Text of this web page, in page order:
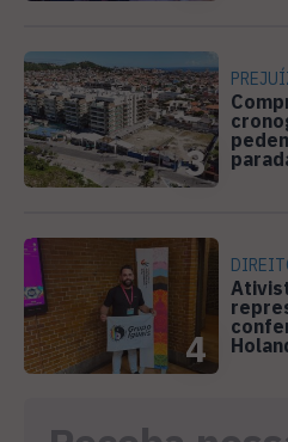
3
4